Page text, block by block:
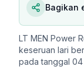
Bagikan
LT MEN Power
keseruan lari
pada tanggal